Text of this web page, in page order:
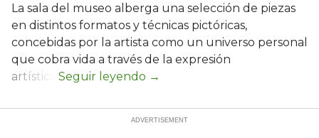
La sala del museo alberga una selección de piezas
en distintos formatos y técnicas pictóricas,
concebidas por la artista como un universo personal
que cobra vida a través de la expresión
artística.